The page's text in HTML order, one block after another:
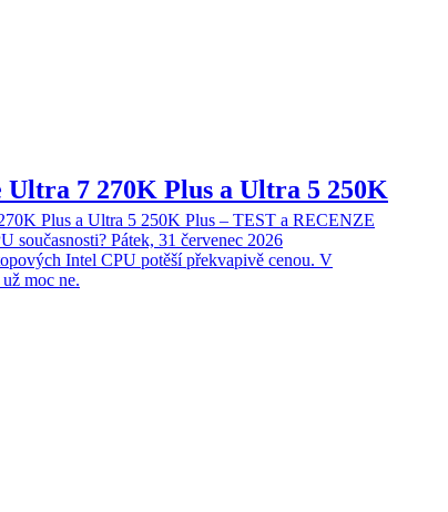
7 270K Plus a Ultra 5 250K
Plus a Ultra 5 250K Plus – TEST a RECENZE
současnosti? Pátek, 31 červenec 2026
Intel CPU potěší překvapivě cenou. V
moc ne.